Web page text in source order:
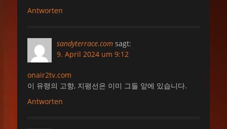
Antworten
sandyterrace.com sagt:
9. April 2024 um 9:12
onair2tv.com
이 유령의 고향, 지평선은 이미 그들 앞에 있습니다.
Antworten